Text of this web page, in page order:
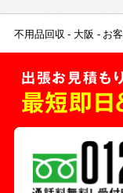
不用品回収 大阪 お
出張お見積も
最短即日